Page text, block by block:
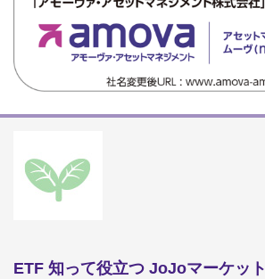
ETF 知って役立つ JoJoマーケット